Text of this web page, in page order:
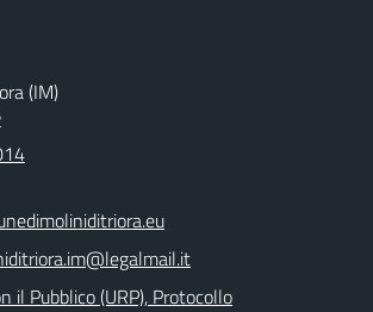
(IM)
il Pubblico (URP), Protocollo